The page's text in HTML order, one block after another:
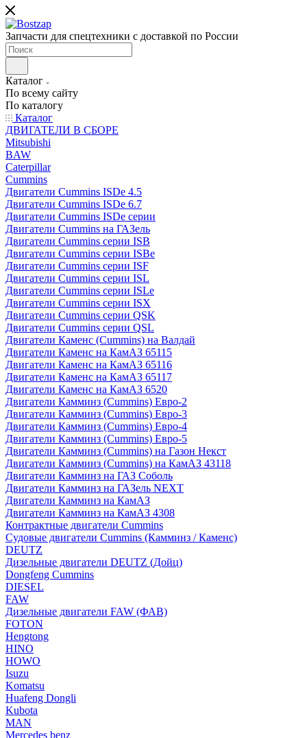
Запчасти для спецтехники с доставкой по России
Каталог
По всему сайту
По каталогу
Каталог
ДВИГАТЕЛИ В СБОРЕ
Mitsubishi
BAW
Caterpillar
Cummins
Двигатели Cummins ISDe 4.5
Двигатели Cummins ISDe 6.7
Двигатели Cummins ISDe серии
Двигатели Cummins на ГАЗель
Двигатели Cummins серии ISB
Двигатели Cummins серии ISBe
Двигатели Cummins серии ISF
Двигатели Cummins серии ISL
Двигатели Cummins серии ISLe
Двигатели Cummins серии ISX
Двигатели Cummins серии QSK
Двигатели Cummins серии QSL
Двигатели Каменс (Cummins) на Валдай
Двигатели Каменс на КамАЗ 65115
Двигатели Каменс на КамАЗ 65116
Двигатели Каменс на КамАЗ 65117
Двигатели Каменс на КамАЗ 6520
Двигатели Камминз (Cummins) Евро-2
Двигатели Камминз (Cummins) Евро-3
Двигатели Камминз (Cummins) Евро-4
Двигатели Камминз (Cummins) Евро-5
Двигатели Камминз (Cummins) на Газон Некст
Двигатели Камминз (Cummins) на КамАЗ 43118
Двигатели Камминз на ГАЗ Соболь
Двигатели Камминз на ГАЗель NEXT
Двигатели Камминз на КамАЗ
Двигатели Камминз на КамАЗ 4308
Контрактные двигатели Cummins
Судовые двигатели Cummins (Камминз / Каменс)
DEUTZ
Дизельные двигатели DEUTZ (Дойц)
Dongfeng Cummins
DIESEL
FAW
Дизельные двигатели FAW (ФАВ)
FOTON
Hengtong
HINO
HOWO
Isuzu
Komatsu
Huafeng Dongli
Kubota
MAN
Mercedes benz